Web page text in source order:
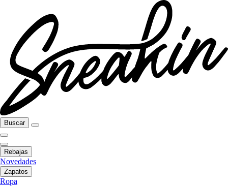
Buscar
Rebajas
Novedades
Zapatos
Ropa